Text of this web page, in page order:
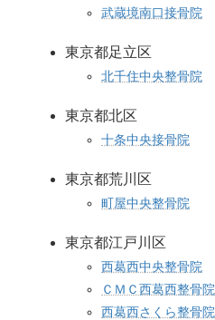
武蔵境南口接骨院
東京都足立区
北千住中央整骨院
東京都北区
十条中央接骨院
東京都荒川区
町屋中央整骨院
東京都江戸川区
西葛西中央整骨院
ＣＭＣ西葛西整骨院
西葛西さくら整骨院